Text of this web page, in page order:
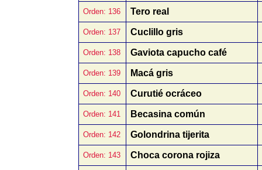
Orden: 136 Tero real
Orden: 137 Cuclillo gris
Orden: 138 Gaviota capucho café
Orden: 139 Macá gris
Orden: 140 Curutié ocráceo
Orden: 141 Becasina común
Orden: 142 Golondrina tijerita
Orden: 143 Choca corona rojiza